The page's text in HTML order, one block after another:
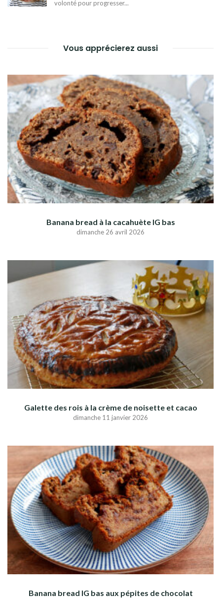
volonté pour progresser...
Vous apprécierez aussi
Banana bread à la cacahuète IG bas
dimanche 26 avril 2026
Galette des rois à la crème de noisette et cacao
dimanche 11 janvier 2026
Banana bread IG bas aux pépites de chocolat